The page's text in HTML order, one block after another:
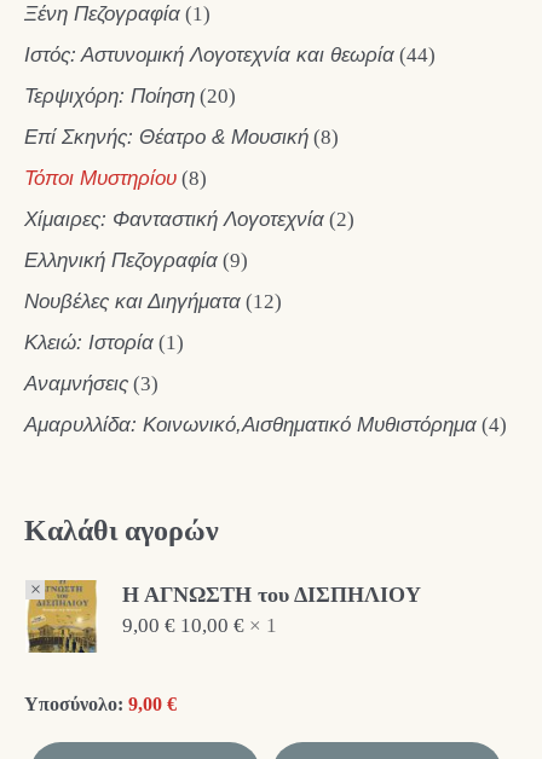
Ξένη Πεζογραφία (1)
Ιστός: Αστυνομική Λογοτεχνία και θεωρία (44)
Τερψιχόρη: Ποίηση (20)
Επί Σκηνής: Θέατρο & Μουσική (8)
Τόποι Μυστηρίου (8)
Χίμαιρες: Φανταστική Λογοτεχνία (2)
Ελληνική Πεζογραφία (9)
Νουβέλες και Διηγήματα (12)
Κλειώ: Ιστορία (1)
Αναμνήσεις (3)
Αμαρυλλίδα: Κοινωνικό,Αισθηματικό Μυθιστόρημα (4)
Καλάθι αγορών
× Η ΑΓΝΩΣΤΗ του ΔΙΣΠΗΛΙΟΥ
1 ×
10,00 €
9,00 €
Υποσύνολο: 9,00 €